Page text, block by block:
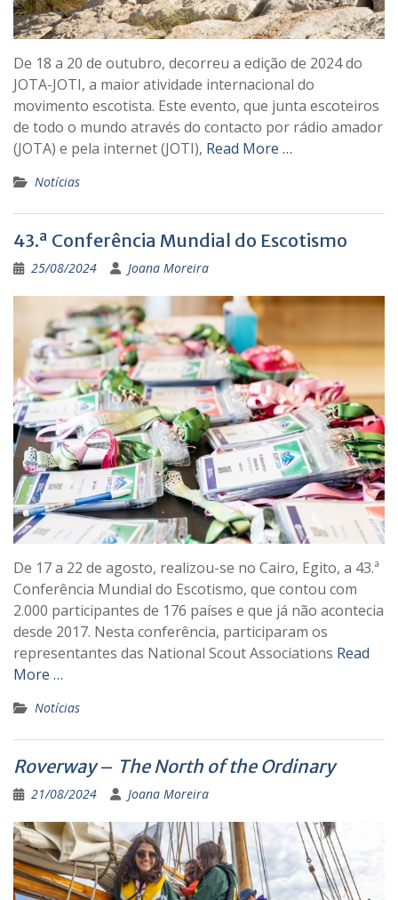
De 18 a 20 de outubro, decorreu a edição de 2024 do
JOTA-JOTI, a maior atividade internacional do
movimento escotista. Este evento, que junta escoteiros
de todo o mundo através do contacto por rádio amador
(JOTA) e pela internet (JOTI), Read More …
Notícias
43.ª Conferência Mundial do Escotismo
25/08/2024 Joana Moreira
De 17 a 22 de agosto, realizou-se no Cairo, Egito, a 43.ª
Conferência Mundial do Escotismo, que contou com
2.000 participantes de 176 países e que já não acontecia
desde 2017. Nesta conferência, participaram os
representantes das National Scout Associations Read
More …
Notícias
Roverway– The North of the Ordinary
21/08/2024 Joana Moreira